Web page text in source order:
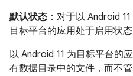
默认状态 ：对于以 Android
目标平台的应用处于启用状态
以 Android 11 为目标平台的
有数据目录中的文件，而不